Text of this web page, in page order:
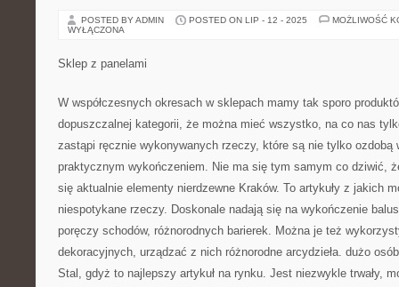
POSTED BY ADMIN POSTED ON LIP - 12 - 2025
MOŻLIWOŚĆ
WYŁĄCZONA
Sklep z panelami
W współczesnych okresach w sklepach mamy tak sporo
dopuszczalnej kategorii, że można mieć wszystko, na co nas
zastąpi ręcznie wykonywanych rzeczy, które są nie tylko ozdobą
praktycznym wykończeniem. Nie ma się tym samym co dziwić,
się aktualnie elementy nierdzewne Kraków. To artykuły z jakich
niespotykane rzeczy. Doskonale nadają się na wykończenie
poręczy schodów, różnorodnych barierek. Można je też
dekoracyjnych, urządzać z nich różnorodne arcydzieła. dużo
Stal, gdyż to najlepszy artykuł na rynku. Jest niezwykle trwały,